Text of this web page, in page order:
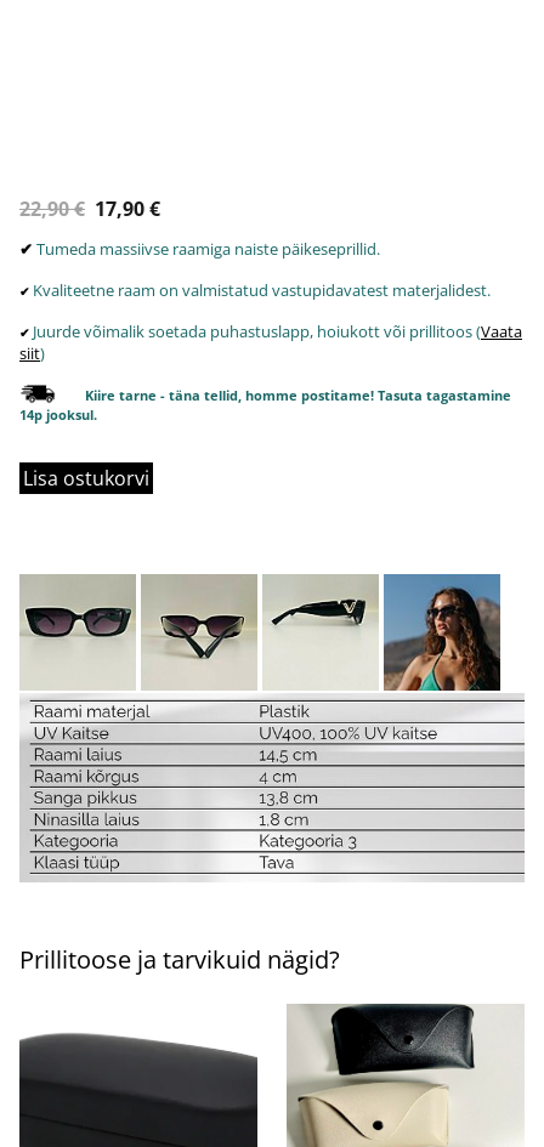
22,90 € 17,90 €
✔ Tumeda massiivse raamiga naiste päikeseprillid.
✔ Kvaliteetne raam on valmistatud vastupidavatest materjalidest.
✔ Juurde võimalik soetada puhastuslapp, hoiukott või prillitoos (Vaata
siit)
Kiire tarne - täna tellid, homme postitame! Tasuta tagastamine
14p jooksul.
Lisa ostukorvi
Prillitoose ja tarvikuid nägid?